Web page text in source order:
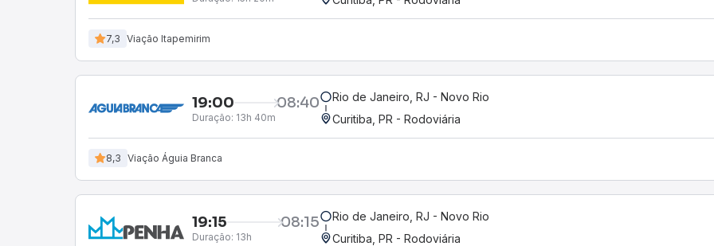
7,3 Viação Itapemirim
19:00 08:40
Duração: 13h 40m
Rio de Janeiro, RJ - Novo Rio
Curitiba, PR - Rodoviária
8,3 Viação Águia Branca
19:15 08:15
Duração: 13h
Rio de Janeiro, RJ - Novo Rio
Curitiba, PR - Rodoviária